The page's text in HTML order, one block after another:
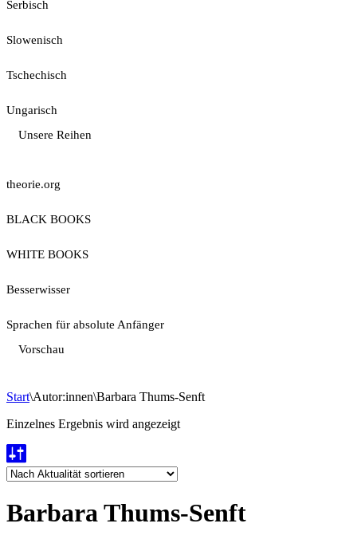
Serbisch
Slowenisch
Tschechisch
Ungarisch
Unsere Reihen
theorie.org
BLACK BOOKS
WHITE BOOKS
Besserwisser
Sprachen für absolute Anfänger
Vorschau
Start\Autor:innen\Barbara Thums-Senft
Einzelnes Ergebnis wird angezeigt
Barbara Thums-Senft